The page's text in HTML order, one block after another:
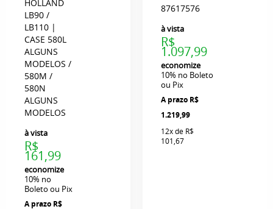
HOLLAND
LB90 /
LB110 |
CASE 580L
ALGUNS
MODELOS /
580M /
580N
ALGUNS
MODELOS
R$
à vista
R$
161,99
economize
10% no
Boleto ou Pix
87617576
R$
1.219,99
à vista
R$
1.097,99
economize
10% no Boleto
ou Pix
12xde R$
101,67